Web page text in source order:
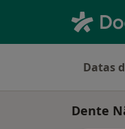
Datas
Dente